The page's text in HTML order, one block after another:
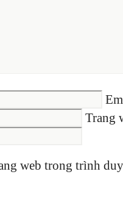
Trang
web trong trình